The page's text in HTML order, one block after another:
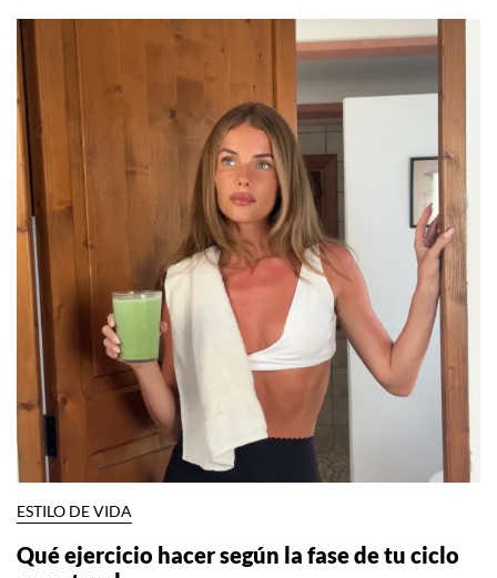
ESTILO DE VIDA
Qué ejercicio hacer según la fase de tu ciclo